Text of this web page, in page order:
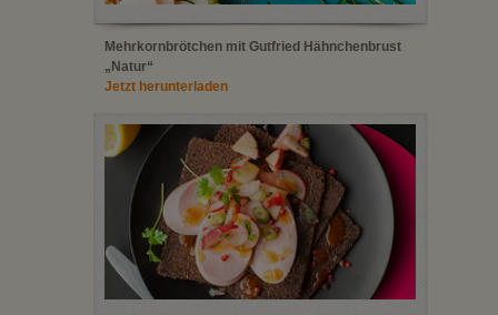
Mehrkornbrötchen mit Gutfried Hähnchenbrust
„Natur“
Jetzt herunterladen